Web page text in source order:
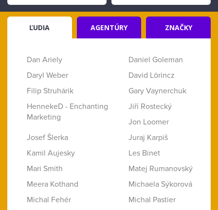
ĽUDIA AGENTÚRY ZNAČKY
Dan Ariely
Daniel Goleman
Daryl Weber
David Lörincz
Filip Struhárik
Gary Vaynerchuk
HennekeD - Enchanting
Marketing
Jiří Rostecký
Jon Loomer
Josef Šlerka
Juraj Karpiš
Kamil Aujesky
Les Binet
Mari Smith
Matej Rumanovský
Meera Kothand
Michaela Sýkorová
Michal Fehér
Michal Pastier